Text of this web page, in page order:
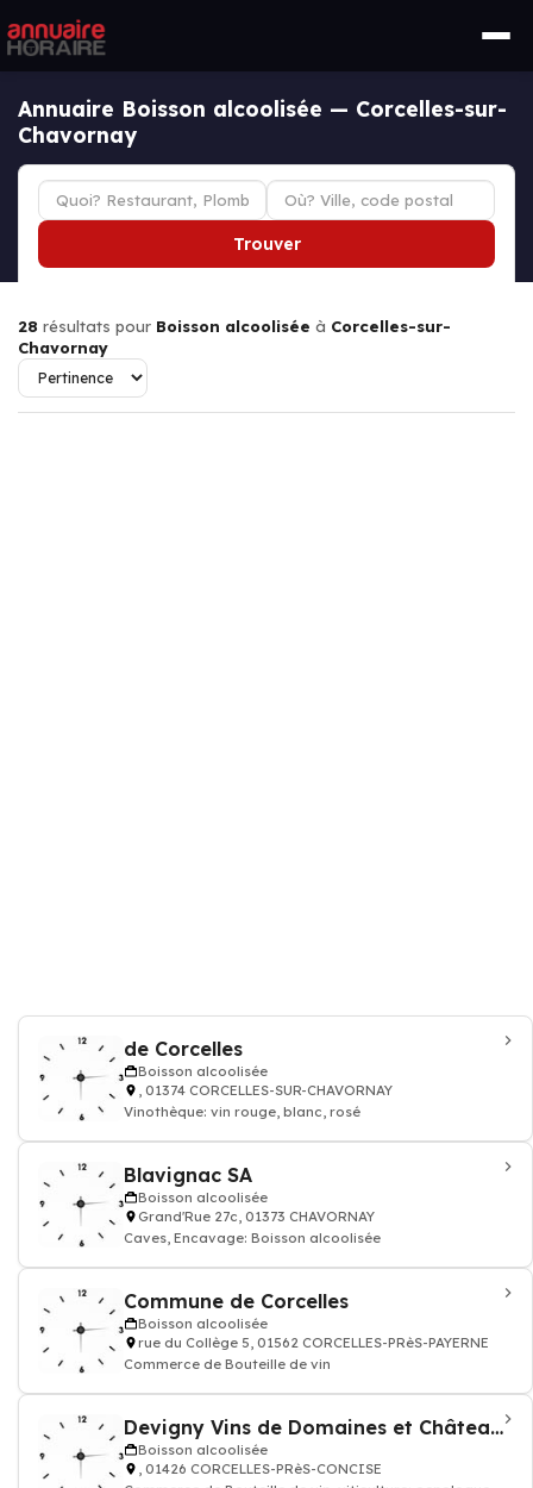
Annuaire Boisson alcoolisée — Corcelles-sur-
Chavornay
Trouver
28 résultats pour Boisson alcoolisée à Corcelles-sur-
Chavornay
de Corcelles
Boisson alcoolisée
, 01374 CORCELLES-SUR-CHAVORNAY
Vinothèque: vin rouge, blanc, rosé
Blavignac SA
Boisson alcoolisée
Grand'Rue 27c, 01373 CHAVORNAY
Caves, Encavage: Boisson alcoolisée
Commune de Corcelles
Boisson alcoolisée
rue du Collège 5, 01562 CORCELLES-PRèS-PAYERNE
Commerce de Bouteille de vin
Devigny Vins de Domaines et Châteaux SA
Boisson alcoolisée
, 01426 CORCELLES-PRèS-CONCISE